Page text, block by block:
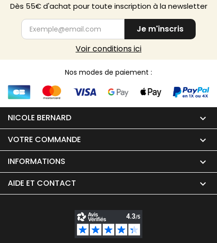
Dès 55€ d'achat pour toute inscription à la newsletter
Je m'inscris
Voir conditions ici
Nos modes de paiement :
NICOLE BERNARD 
VOTRE COMMANDE 
INFORMATIONS 
AIDE ET CONTACT 